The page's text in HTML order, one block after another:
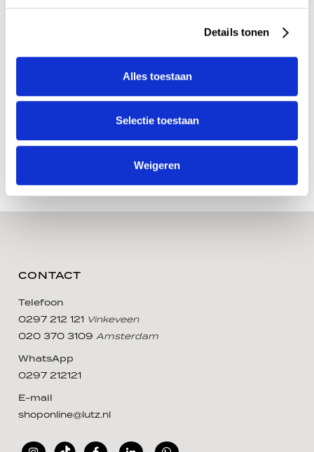
Details tonen
Alles toestaan
Selectie toestaan
Weigeren
CONTACT
Telefoon
0297 212 121 Vinkeveen
020 370 3109Amsterdam
WhatsApp
0297 212121
E-mail
shoponline@lutz.nl